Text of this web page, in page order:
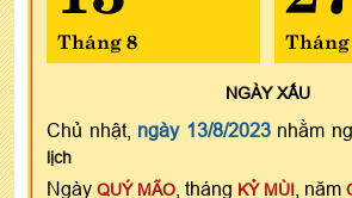
Tháng 8 Tháng
NGÀYXẤU
Chủ nhật, ngày 13/8/2023nhằm
lịch
Ngày QUÝ MÃO , tháng KỶ MÙI , năm